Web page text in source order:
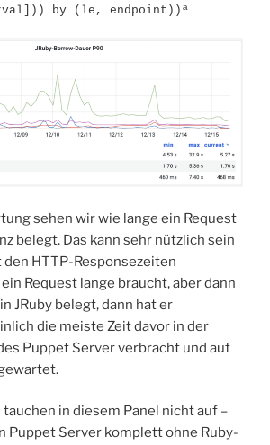
by (le, endpoint))ª
sehen wir wie lange ein Request
belegt. Das kann sehr nützlich sein
HTTP-Responsezeiten
Request lange braucht, aber dann
JRuby belegt, dann hat er
die meiste Zeit davor in der
Puppet Server verbracht und auf
in diesem Panel nicht auf –
Puppet Server komplett ohne Ruby-